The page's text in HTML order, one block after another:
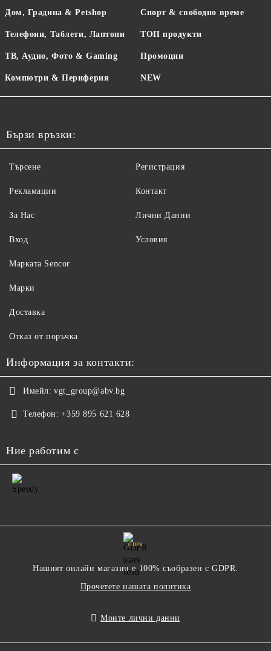
Дом, Градина & Petshop
Телефони, Таблети, Лаптопи
ТВ, Аудио, Фото & Gaming
Компютри & Периферия
Спорт & свободно време
ТОП продукти
Промоции
NEW
Бързи връзки:
Търсене
Рекламации
За Нас
Вход
Регистрация
Контакт
Лични Данни
Условия
Maрката Sencor
Марки
Доставка
Отказ от поръчка
Информация за контакти:
Имейл: vgt_group@abv.bg
Телефон: +359 895 621 628
Ние работим с
GDPR
Нашият онлайн магазин е 100% съобразен с GDPR.
Прочетете нашата политика
Моите лични данни